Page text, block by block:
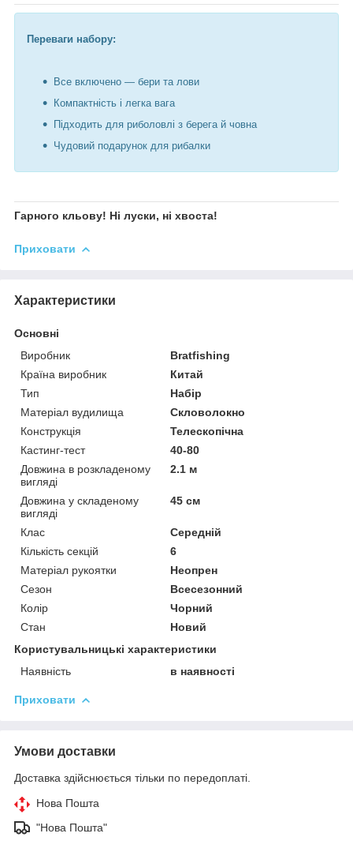
Переваги набору:
Все включено — бери та лови
Компактність і легка вага
Підходить для риболовлі з берега й човна
Чудовий подарунок для рибалки
Гарного кльову! Ні луски, ні хвоста!
Приховати
Характеристики
Основні
Виробник
Bratfishing
Країна виробник
Китай
Тип
Набір
Матеріал вудилища
Скловолокно
Конструкція
Телескопічна
Кастинг-тест
40-80
Довжина в розкладеному
вигляді
2.1 м
Довжина у складеному
вигляді
45 см
Клас
Середній
Кількість секцій
6
Матеріал рукоятки
Неопрен
Сезон
Всесезонний
Колір
Чорний
Стан
Новий
Користувальницькі характеристики
Наявність
в наявності
Приховати
Умови доставки
Доставка здійснюється тільки по передоплаті.
Нова Пошта
"Нова Пошта"